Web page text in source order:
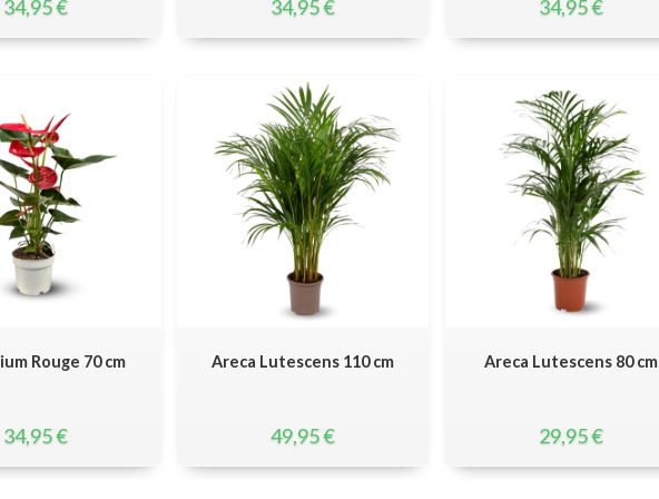
34,95€ 34,95€ 34,95€
Rouge 70 cm
34,95€
Areca Lutescens 110 cm
49,95€
Areca Lutescens 80 cm
29,95€